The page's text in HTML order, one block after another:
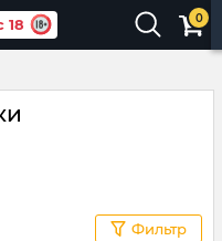
18 0
Фильтр